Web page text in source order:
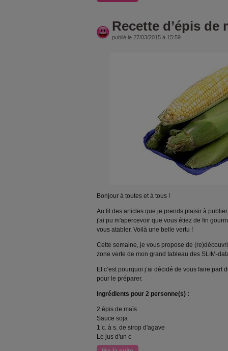
Recette d’épis de
publié le 27/03/2015 à 15:59
Bonjour à toutes et à tous !
Au fil des articles que je prends plaisir à
j'ai pu m'apercevoir que vous étiez de fin
vous atabler. Voilà une belle vertu !
Cette semaine, je vous propose de
zone verte de mon grand tableau des SLIM-
Et c’est pourquoi j’ai décidé de vous faire part
pour le préparer.
Ingrédients pour 2 personne(s) :
2 épis de maïs
Sauce soja
1 c. à s. de sirop d'agave
Le jus d'un c